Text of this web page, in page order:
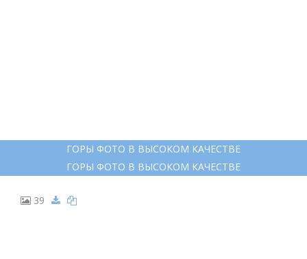
ГОРЫ ФОТО В ВЫСОКОМ КАЧЕСТВЕ
ГОРЫ ФОТО В ВЫСОКОМ КАЧЕСТВЕ
39